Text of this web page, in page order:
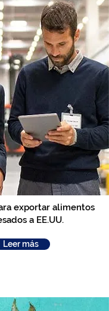
exportar alimentos
a EE.UU.
Leer más